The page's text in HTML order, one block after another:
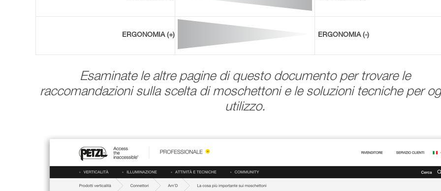
ERGONOMIA (+) ERGONOMIA (-)
Esaminate le altre pagine di questo documento per trovare le
raccomandazioni sulla scelta di moschettoni e le soluzioni tecniche per
utilizzo.